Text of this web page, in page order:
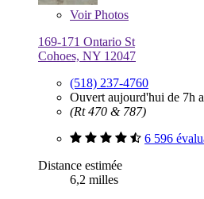
VoirPhotos
169-171 Ontario St
Cohoes, NY 12047
(518) 237-4760
Ouvert aujourd'hui de 7h
(Rt 470 & 787)
6 596
Distance estimée
6,2 milles